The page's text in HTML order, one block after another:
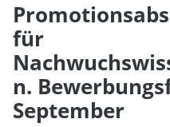
für
n.
September